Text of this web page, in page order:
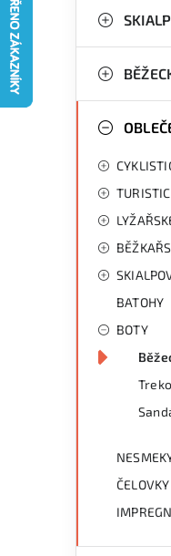
r
n
o
i
BATOHY
BOTY
ČELOVKY